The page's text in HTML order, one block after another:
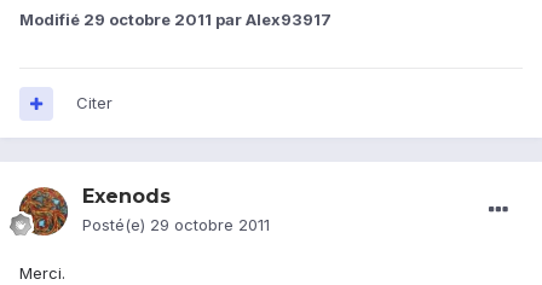
Modifié 29 octobre 2011 par Alex93917
Citer
Exenods
Posté(e) 29 octobre 2011
Merci.